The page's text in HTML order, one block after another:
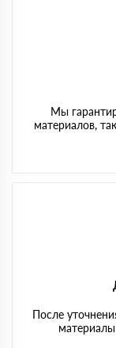
Мы
материалов,
После